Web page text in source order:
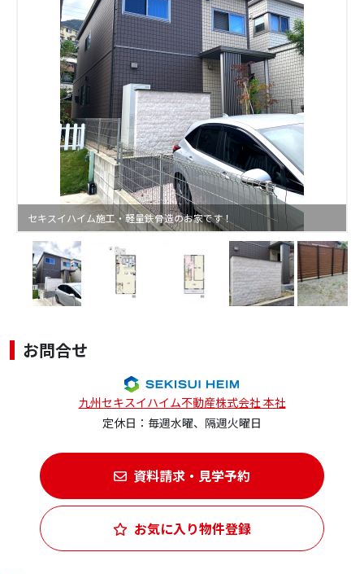
セキスイハイム施工・軽量鉄骨造のお家です！
お問合せ
九州セキスイハイム不動産株式会社 本社
定休日：毎週水曜、隔週火曜日
資料請求・見学予約
お気に入り物件登録